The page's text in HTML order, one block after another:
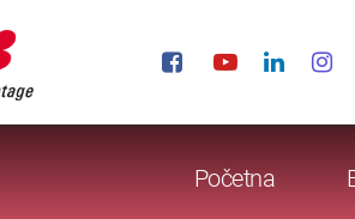
Početna